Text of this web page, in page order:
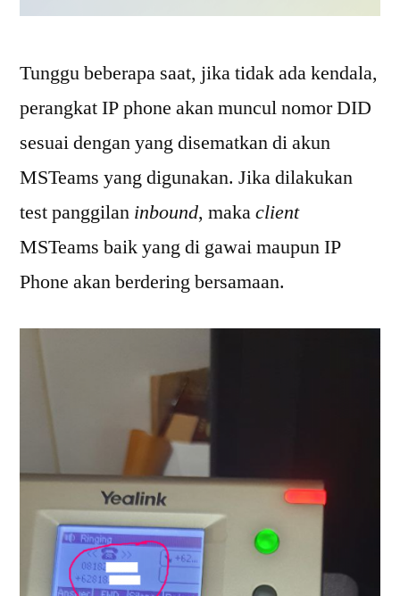
Tunggu beberapa saat, jika tidak ada kendala,
perangkat IP phone akan muncul nomor DID
sesuai dengan yang disematkan di akun
MSTeams yang digunakan. Jika dilakukan
test panggilan inbound, makaclient
MSTeams baik yang di gawai maupun IP
Phone akan berdering bersamaan.